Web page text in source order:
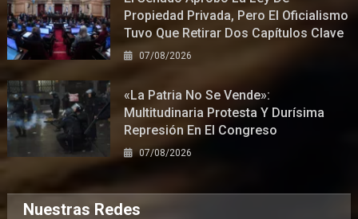
Propiedad Privada, Pero El Oficialismo
Tuvo Que Retirar Dos Capítulos Clave
07/08/2026
«La Patria No Se Vende»:
Multitudinaria Protesta Y Durísima
Represión En El Congreso
07/08/2026
Nuestras Redes